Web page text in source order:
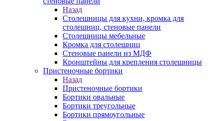
Назад
Столешницы для кухни, кромка для
столешниц, стеновые панели
Столешницы мебельные
Кромка для столешниц
Стеновые панели из МДФ
Кронштейны для крепления столешницы
Пристеночные бортики
Назад
Пристеночные бортики
Бортики овальные
Бортики треугольные
Бортики прямоугольные